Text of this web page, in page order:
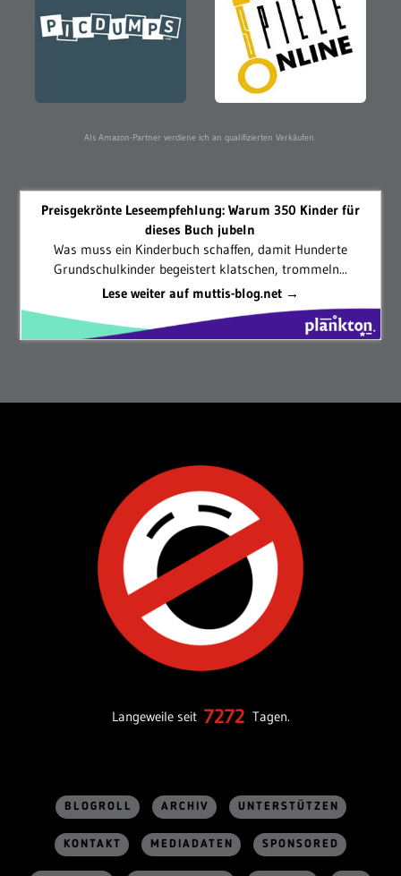
Als Amazon-Partner verdiene ich an qualifizierten Verkäufen.
Preisgekrönte Leseempfehlung: Warum 350 Kinder für
dieses Buch jubeln
Was muss ein Kinderbuch schaffen, damit Hunderte
Grundschulkinder begeistert klatschen, trommeln...
Lese weiter auf muttis-blog.net →
Langeweile seit 7272 Tagen.
BLOGROLL ARCHIV UNTERSTÜTZEN
KONTAKT MEDIADATEN SPONSORED